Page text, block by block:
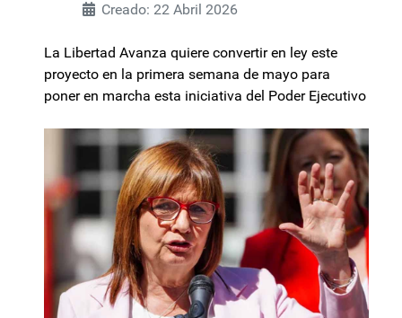
Creado: 22 Abril 2026
La Libertad Avanza quiere convertir en ley este
proyecto en la primera semana de mayo para
poner en marcha esta iniciativa del Poder Ejecutivo